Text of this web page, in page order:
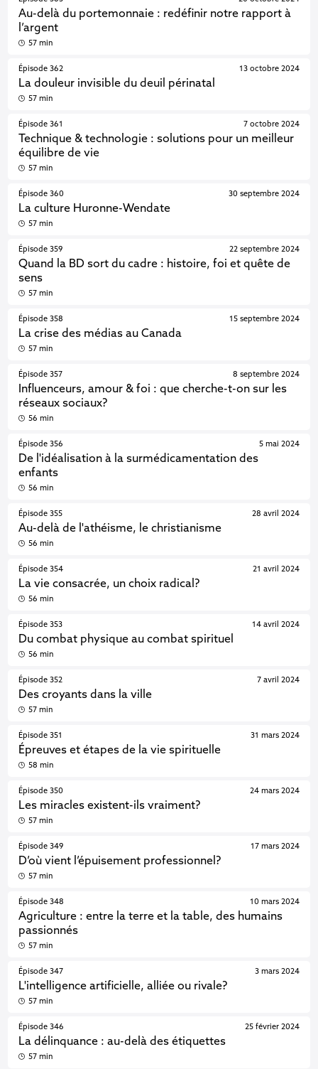
Au-delà du portemonnaie : redéfinir notre rapport à
l’argent
57 min
Épisode 362
La douleur invisible du deuil périnatal
13 octobre 2024
57 min
Épisode 361
Technique & technologie : solutions pour un meilleur
équilibre de vie
7 octobre 2024
57 min
Épisode 360
La culture Huronne-Wendate
30 septembre 2024
57 min
Épisode 359
Quand la BD sort du cadre : histoire, foi et quête de
sens
22 septembre 2024
57 min
Épisode 358
La crise des médias au Canada
15 septembre 2024
57 min
Épisode 357
Influenceurs, amour & foi : que cherche-t-on sur les
réseaux sociaux?
8 septembre 2024
56 min
Épisode 356
De l'idéalisation à la surmédicamentation des
enfants
5 mai 2024
56 min
Épisode 355
Au-delà de l'athéisme, le christianisme
28 avril 2024
56 min
Épisode 354
La vie consacrée, un choix radical?
21 avril 2024
56 min
Épisode 353
Du combat physique au combat spirituel
14 avril 2024
56 min
Épisode 352
Des croyants dans la ville
7 avril 2024
57 min
Épisode 351
Épreuves et étapes de la vie spirituelle
31 mars 2024
58 min
Épisode 350
Les miracles existent-ils vraiment?
24 mars 2024
57 min
Épisode 349
D’où vient l’épuisement professionnel?
17 mars 2024
57 min
Épisode 348
Agriculture : entre la terre et la table, des humains
passionnés
10 mars 2024
57 min
Épisode 347
L'intelligence artificielle, alliée ou rivale?
3 mars 2024
57 min
Épisode 346
La délinquance : au-delà des étiquettes
25 février 2024
57 min